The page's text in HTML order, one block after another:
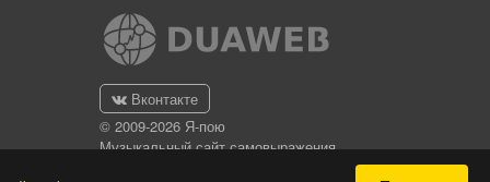
Вконтакте
© 2009-2026 Я-пою
Музыкальный сайт самовыражения